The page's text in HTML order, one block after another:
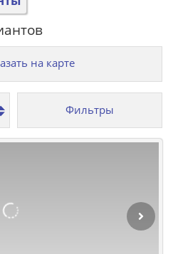
на карте
Фильтры